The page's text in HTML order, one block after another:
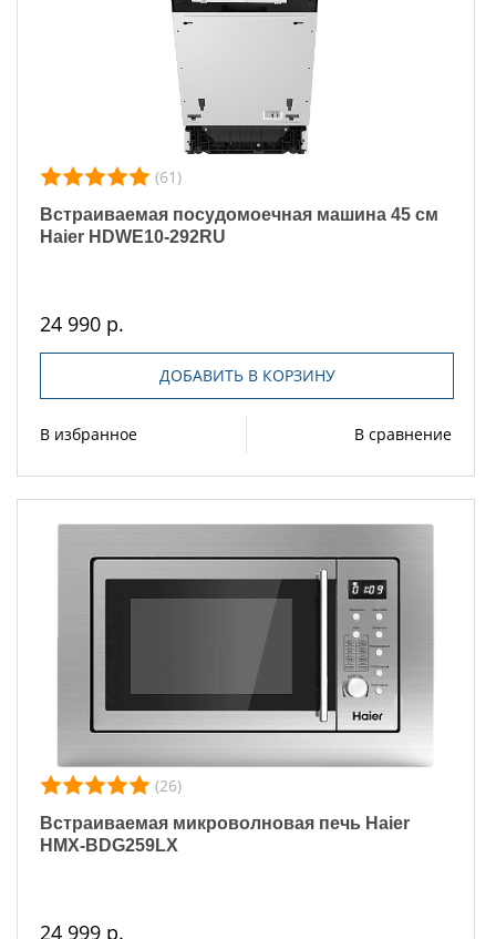
(61)
Встраиваемая посудомоечная машина 45 см
Haier HDWE10-292RU
24 990 р.
ДОБАВИТЬ В КОРЗИНУ
В избранное В сравнение
(26)
Встраиваемая микроволновая печь Haier
HMX-BDG259LX
24 999 р.